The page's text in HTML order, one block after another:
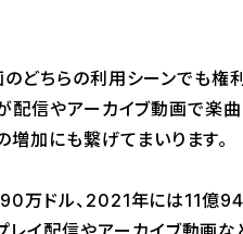
どちらの利用シーンでも権
配信やアーカイブ動画で楽
増加にも繋げてまいります。
ドル、2021年には11億